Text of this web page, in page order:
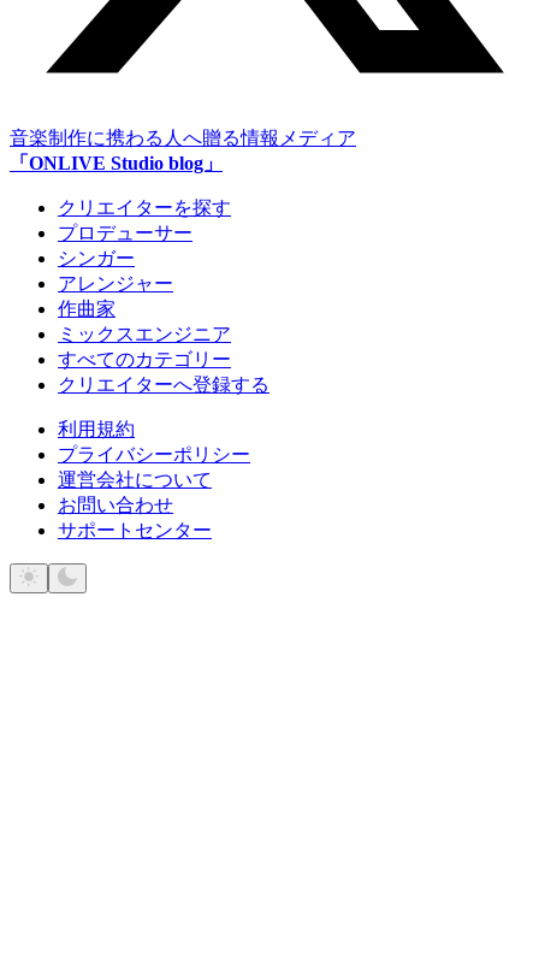
音楽制作に携わる人へ贈る情報メディア
「ONLIVE Studio blog」
クリエイターを探す
プロデューサー
シンガー
アレンジャー
作曲家
ミックスエンジニア
すべてのカテゴリー
クリエイターへ登録する
利用規約
プライバシーポリシー
運営会社について
お問い合わせ
サポートセンター